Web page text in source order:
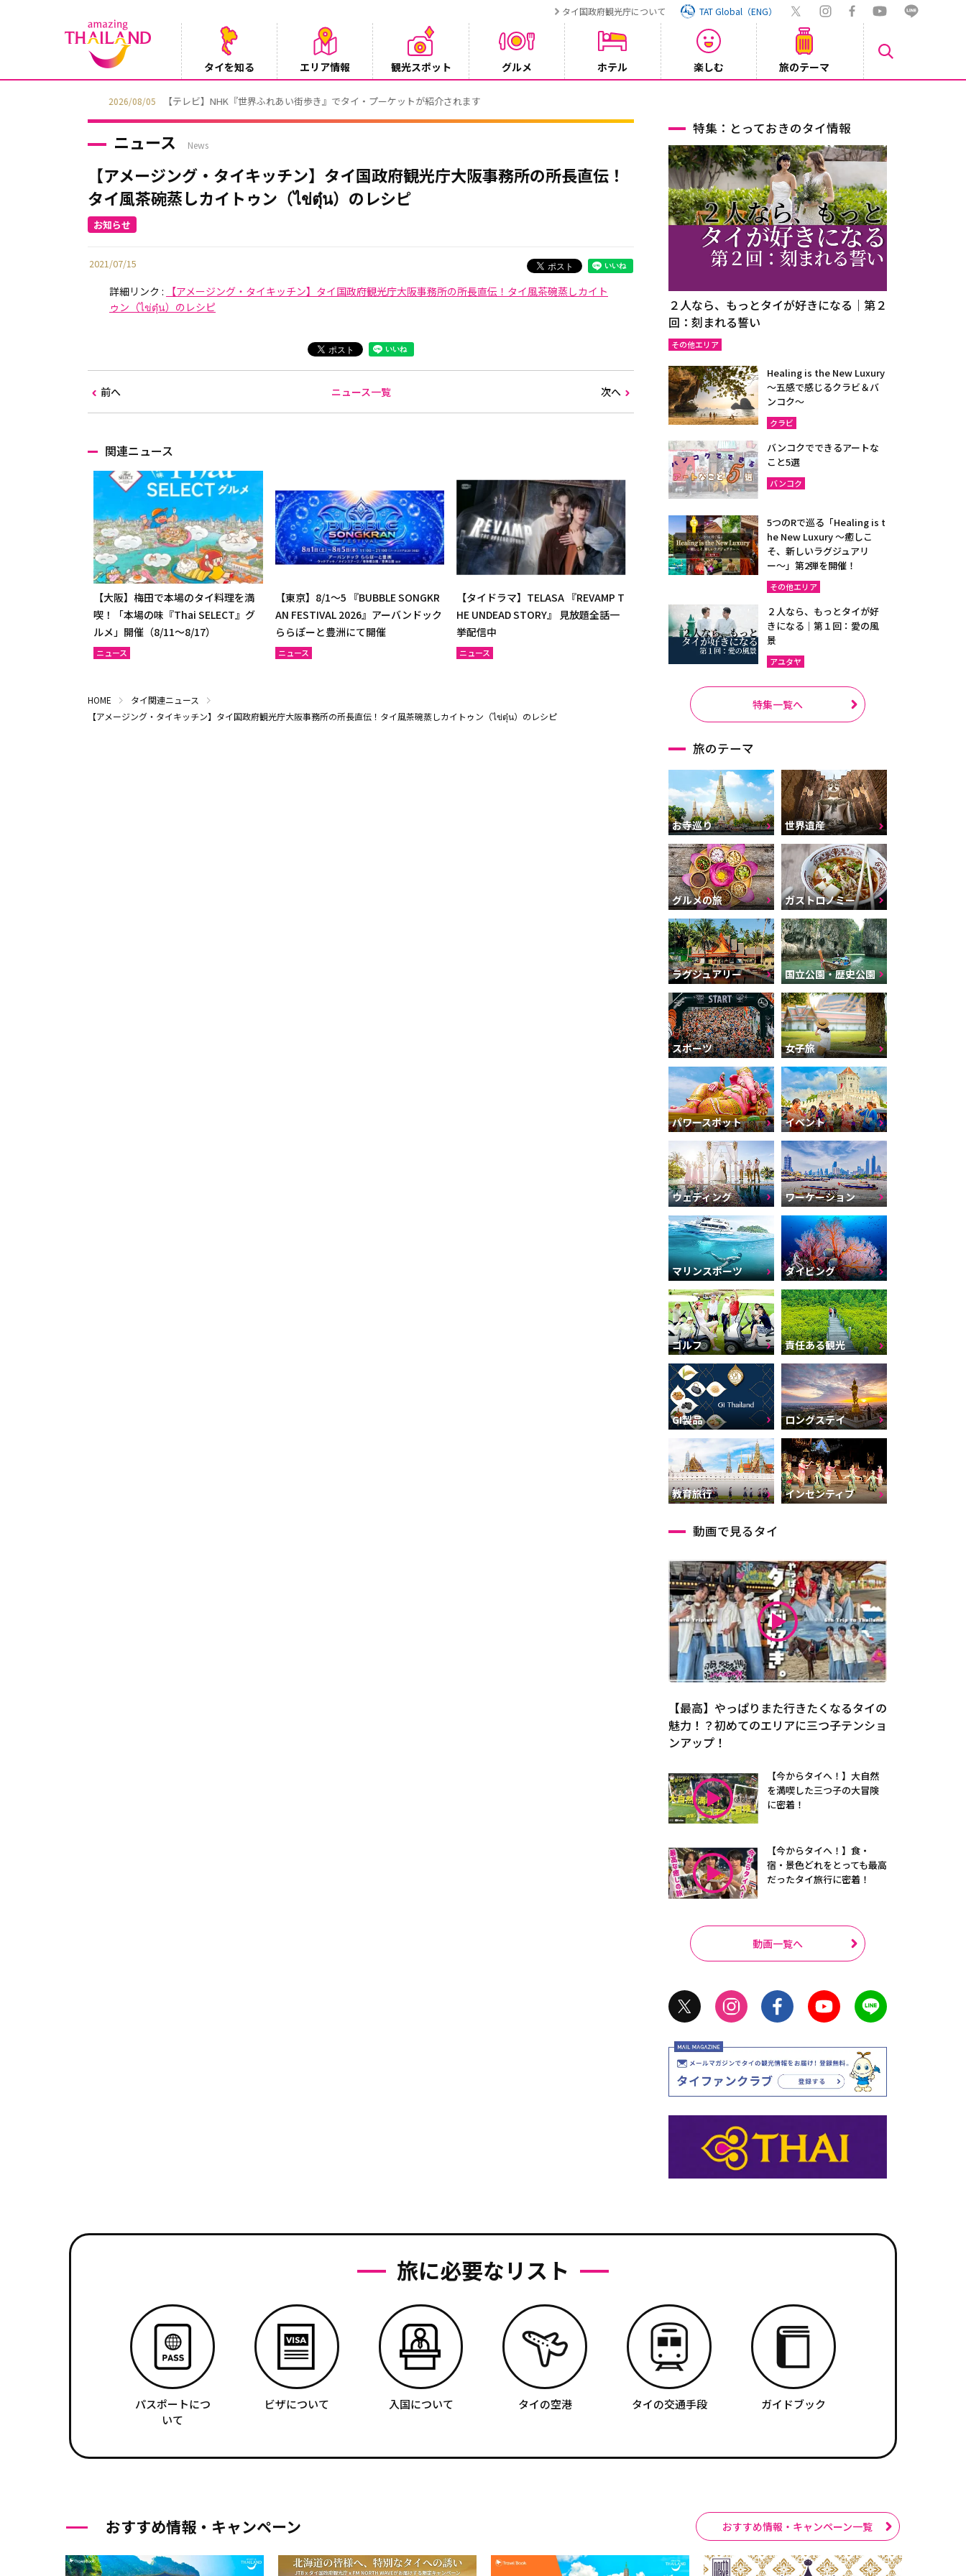
タイ国政府観光庁について TAT Global（ENG）
タイを知る エリア情報 観光スポット グルメ ホテル 楽しむ 旅のテーマ
2026/08/05 【テレビ】NHK『世界ふれあい街歩き』でタイ・プーケットが紹介されます
ニュース News
【アメージング・タイキッチン】タイ国政府観光庁大阪事務所の所長直伝！
タイ風茶碗蒸しカイトゥン（ไข่ตุ๋น）のレシピ
2021/07/15
詳細リンク :
【アメージング・タイキッチン】タイ国政府観光庁大阪事務所の所長直伝！タイ風茶碗蒸しカイト
ゥン（ไข่ตุ๋น）のレシピ
前へ ニュース一覧 次へ
関連ニュース
【大阪】梅田で本場のタイ料理を満
喫！「本場の味『Thai SELECT』グ
ルメ」開催（8/11～8/17）
ニュース
【東京】8/1～5 『BUBBLE SONGKR
AN FESTIVAL 2026』アーバンドック
ららぽーと豊洲にて開催
ニュース
【タイドラマ】TELASA 『REVAMP T
HE UNDEAD STORY』 見放題全話一
挙配信中
ニュース
HOME
タイ関連ニュース
【アメージング・タイキッチン】タイ国政府観光庁大阪事務所の所長直伝！タイ風茶碗蒸しカイトゥン（ไข่ตุ๋น）のレシピ
特集：とっておきのタイ情報
２人なら、もっとタイが好きになる｜第２
回：刻まれる誓い
その他エリア
Healing is the New Luxury
～五感で感じるクラビ＆バ
ンコク～
クラビ
バンコクでできるアートな
こと5選
バンコク
5つのRで巡る「Healing is t
he New Luxury ～癒しこ
そ、新しいラグジュアリ
ー〜」第2弾を開催！
その他エリア
２人なら、もっとタイが好
きになる｜第１回：愛の風
景
アユタヤ
特集一覧へ
旅のテーマ
お寺巡り 世界遺産
グルメの旅 ガストロノミー
ラグジュアリー 国立公園・歴史公園
スポーツ 女子旅
パワースポット イベント
ウェディング ワーケーション
マリンスポーツ ダイビング
ゴルフ 責任ある観光
GI製品 ロングステイ
教育旅行 インセンティブ
動画で見るタイ
【最高】やっぱりまた行きたくなるタイの
魅力！？初めてのエリアに三つ子テンショ
ンアップ！
【今からタイへ！】大自然
を満喫した三つ子の大冒険
に密着！
【今からタイへ！】食・
宿・景色どれをとっても最高
だったタイ旅行に密着！
動画一覧へ
旅に必要なリスト
パスポートにつ
いて
ビザについて 入国について タイの空港 タイの交通手段 ガイドブック
おすすめ情報・キャンペーン おすすめ情報・キャンペーン一覧